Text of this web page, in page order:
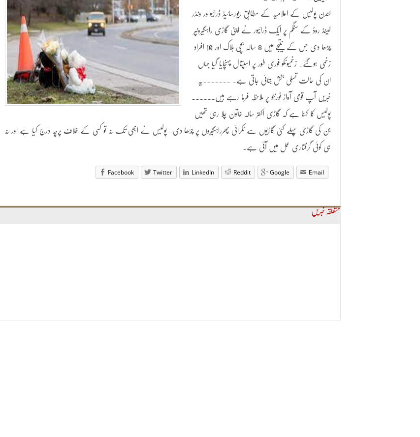
لندن پولیس کے اعلامیہ کے مطابق ریورسائیڈ ڈرائیواور ونڈر
لینڈ روڈ کے سنگم پر ایک ڈرائیور نے اپنی گاڑی راہگیروںپر
چڑھا دی جس کے نتیجے میں 8 سالہ بچی ہلاک اور 10 افراد
زخمی ہوگئے۔ زخمیوںکو فوری طور پر اسپتال پہنچایا گیا جہاں
ان کی حالت تسلی بخش بتائی جاتی ہے۔ ۔۔۔۔۔۔۔یہ
خبریں آپ قومی آواز ٹورنٹو پر ملاحظہ فرما رہے ہیں۔۔۔۔۔۔
پولیس کا کہنا ہے کہ گاڑی اکہتر سالہ خاتون چلا رہی تھیں
جن کی گاڑی پہلے کئی گاڑیوں سے ٹکرائی پھرراہگیروں پر چڑھا دی۔ پولیس نے ابھی تک نہ تو کسی کے خلاف پرچہ درج کیا ہے اور نہ
ہی کوئی گرفتاری عمل میں آئی ہے۔
Facebook Twitter LinkedIn Reddit Google Email
متعلقہ خبریں